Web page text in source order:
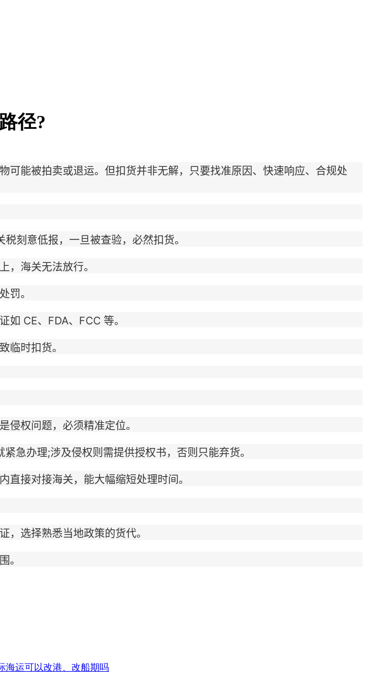
径?
能被拍卖或退运。但扣货并非无解，只要找准原因、快速响应、合规处
刻意低报，一旦被查验，必然扣货。
海关无法放行。
罚。
CE、FDA、FCC 等。
时扣货。
权问题，必须精准定位。
办理;涉及侵权则需提供授权书，否则只能弃货。
接对接海关，能大幅缩短处理时间。
选择熟悉当地政策的货代。
。
海运可以改港、改船期吗